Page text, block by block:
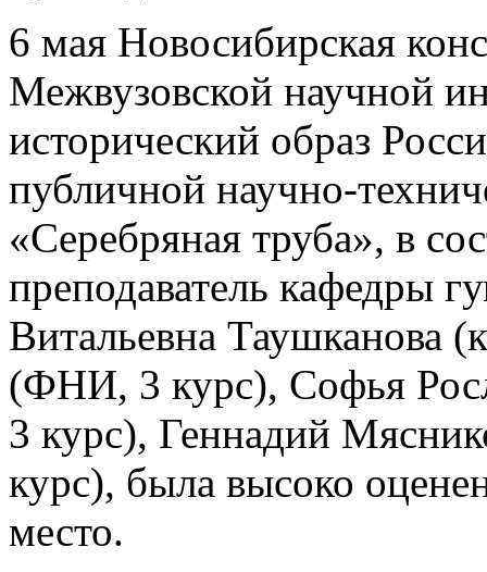
6 мая Новосибирская
Межвузовской научной
исторический образ
публичной научно-
«Серебряная труба», в
преподаватель кафедры
Витальевна Таушканова
(ФНИ, 3 курс), Софья
3 курс), Геннадий
курс), была высоко
место.